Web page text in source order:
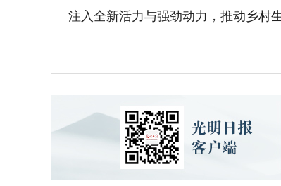
注入全新活力与强劲动力，推动乡村